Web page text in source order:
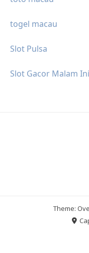
togel macau
Slot Pulsa
Slot Gacor Malam Ini
Theme: